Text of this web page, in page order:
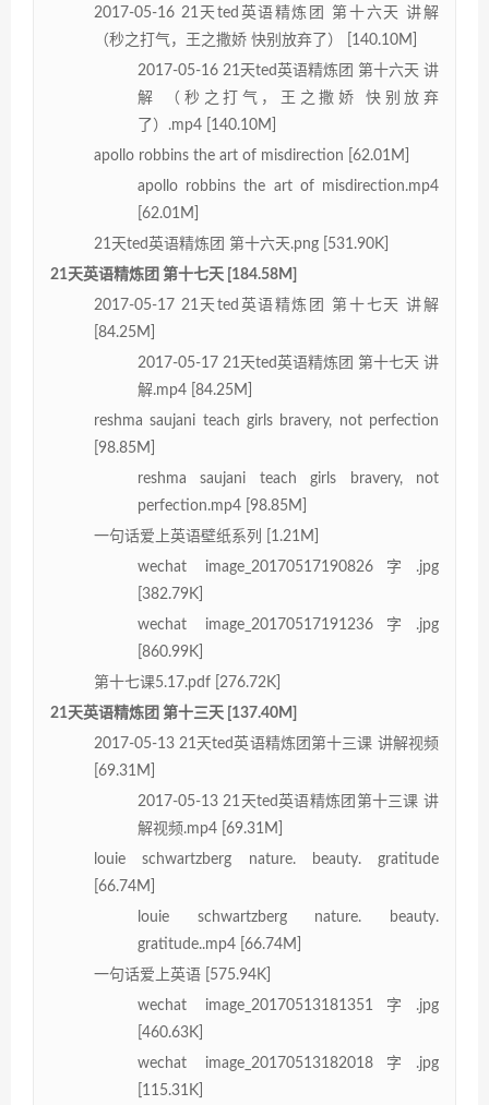
2017-05-16 21天ted英语精炼团 第十六天 讲解
（秒之打气，王之撒娇 快别放弃了） [140.10M]
2017-05-16 21天ted英语精炼团 第十六天 讲
解 （秒之打气，王之撒娇 快别放弃
了）.mp4 [140.10M]
apollo robbins the art of misdirection [62.01M]
apollo robbins the art of misdirection.mp4
[62.01M]
21天ted英语精炼团 第十六天.png [531.90K]
21天英语精炼团 第十七天 [184.58M]
2017-05-17 21天ted英语精炼团 第十七天 讲解
[84.25M]
2017-05-17 21天ted英语精炼团 第十七天 讲
解.mp4 [84.25M]
reshma saujani teach girls bravery, not perfection
[98.85M]
reshma saujani teach girls bravery, not
perfection.mp4 [98.85M]
一句话爱上英语壁纸系列 [1.21M]
wechat image_20170517190826字.jpg
[382.79K]
wechat image_20170517191236字.jpg
[860.99K]
第十七课5.17.pdf [276.72K]
21天英语精炼团 第十三天 [137.40M]
2017-05-13 21天ted英语精炼团第十三课 讲解视频
[69.31M]
2017-05-13 21天ted英语精炼团第十三课 讲
解视频.mp4 [69.31M]
louie schwartzberg nature. beauty. gratitude
[66.74M]
louie schwartzberg nature. beauty.
gratitude..mp4 [66.74M]
一句话爱上英语 [575.94K]
wechat image_20170513181351字.jpg
[460.63K]
wechat image_20170513182018字.jpg
[115.31K]